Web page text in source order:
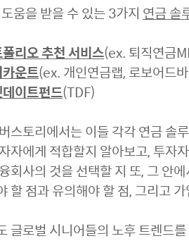
움을 받을 수 있는 3가지 연금 솔
리오 추천 서비스(ex. 퇴직연금
운트(ex. 개인연금랩, 로보어드
이트펀드(TDF)
스토리에서는 이들 각각 연금 솔
자에게 적합할지 알아보고, 투자
회사의 것을 선택할 지 또, 그 안에
할 점과 유의해야할 점, 그리고
글로벌 시니어들의 노후 트렌드